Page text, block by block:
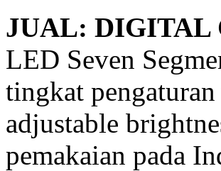
JUAL: DIGITAL
LED Seven
tingkat
adjustable
pemakaian pada